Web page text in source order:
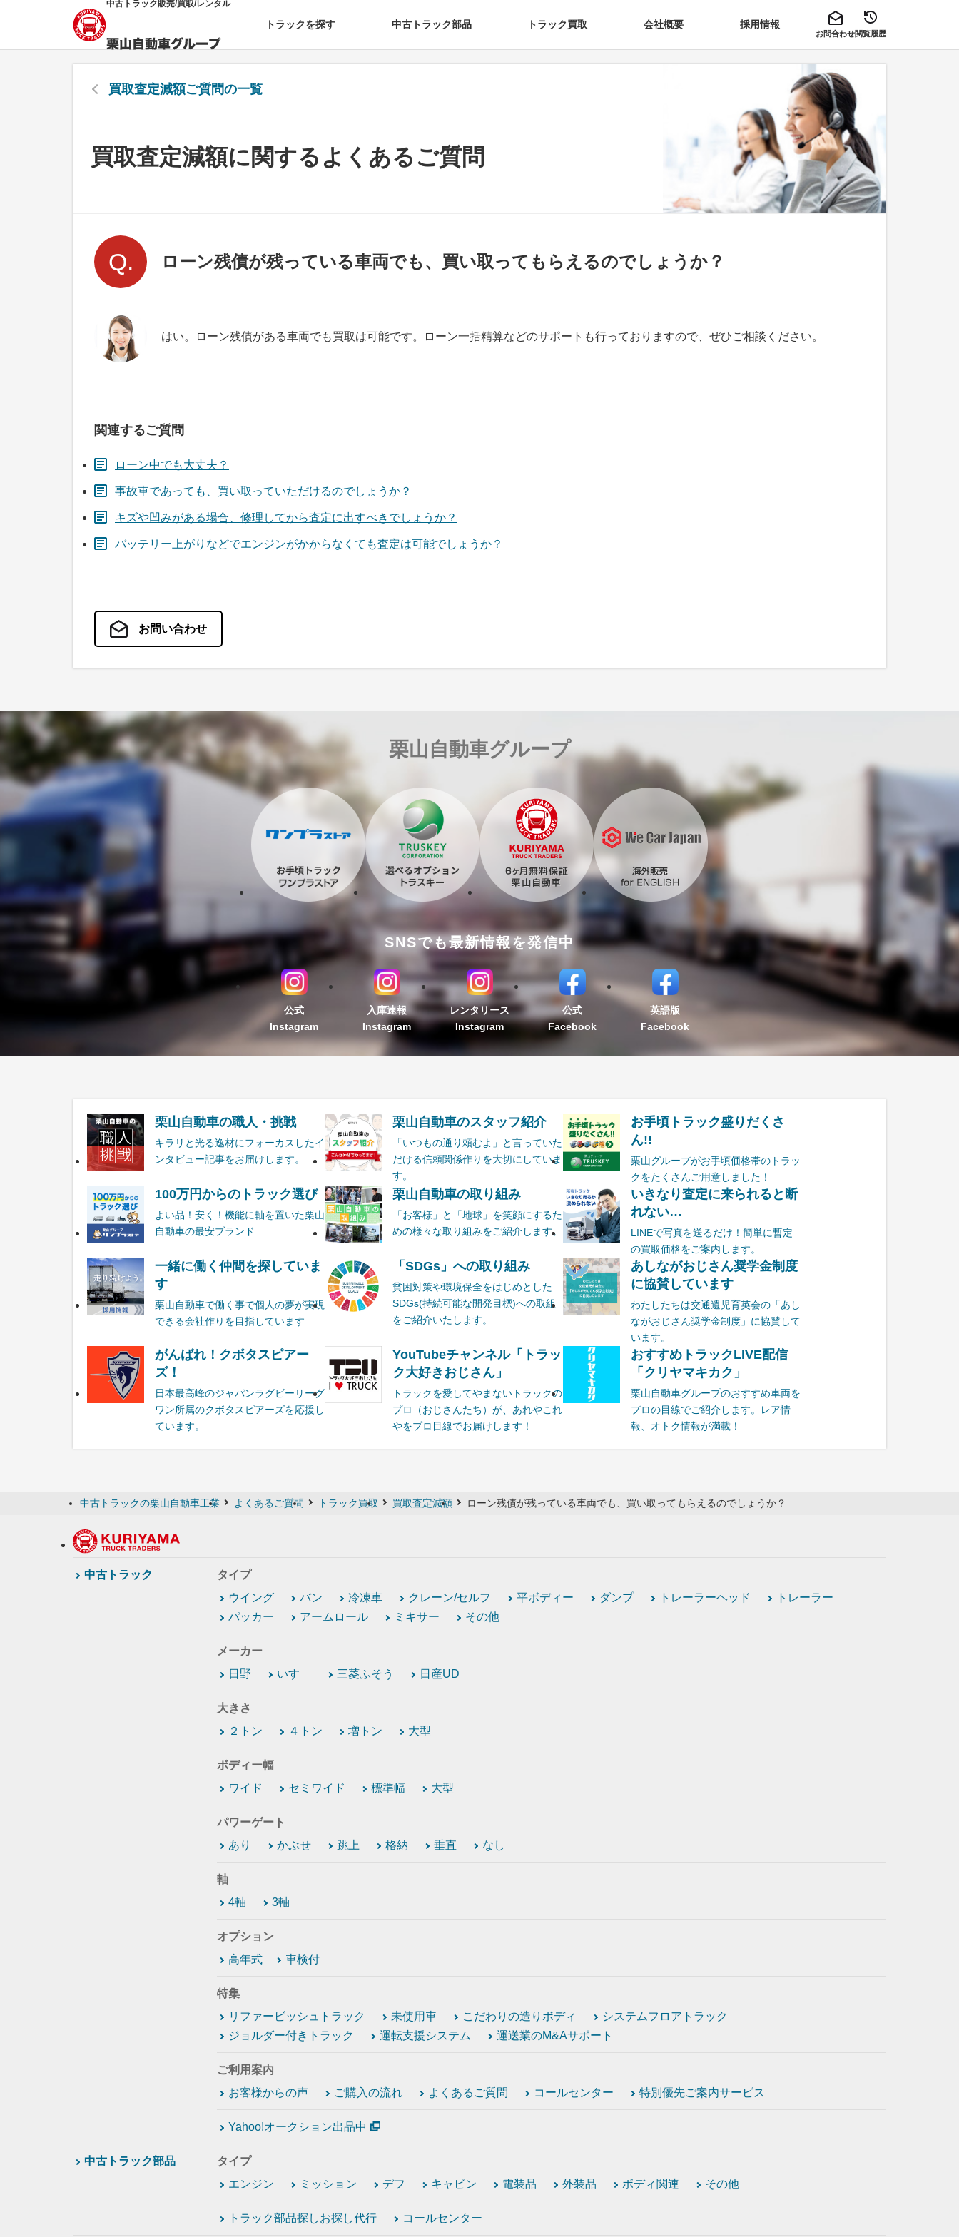
中古トラック販売/買取/レンタル
トラックを探す 中古トラック部品 トラック買取 会社概要 採用情報
お問合わせ閲覧履歴
買取査定減額ご質問の一覧
買取査定減額に関するよくあるご質問
ローン残債が残っている車両でも、買い取ってもらえるのでしょうか？
はい。ローン残債がある車両でも買取は可能です。ローン一括精算などのサポートも行っておりますので、ぜひご相談ください。
関連するご質問
ローン中でも大丈夫？
事故車であっても、買い取っていただけるのでしょうか？
キズや凹みがある場合、修理してから査定に出すべきでしょうか？
バッテリー上がりなどでエンジンがかからなくても査定は可能でしょうか？
お問い合わせ
栗山自動車グループ
SNSでも最新情報を発信中
公式
Instagram
入庫速報
Instagram
レンタリース
Instagram
公式
Facebook
英語版
Facebook
栗山自動車の職人・挑戦
キラリと光る逸材にフォーカスしたイ
ンタビュー記事をお届けします。
栗山自動車のスタッフ紹介
「いつもの通り頼むよ」と言っていた
だける信頼関係作りを大切にしていま
す。
お手頃トラック盛りだくさ
ん!!
栗山グループがお手頃価格帯のトラッ
クをたくさんご用意しました！
100万円からのトラック選び
よい品！安く！機能に軸を置いた栗山
自動車の最安ブランド
栗山自動車の取り組み
「お客様」と「地球」を笑顔にするた
めの様々な取り組みをご紹介します。
いきなり査定に来られると断
れない…
LINEで写真を送るだけ！簡単に暫定
の買取価格をご案内します。
一緒に働く仲間を探していま
す
栗山自動車で働く事で個人の夢が実現
できる会社作りを目指しています
「SDGs」への取り組み
貧困対策や環境保全をはじめとした
SDGs(持続可能な開発目標)への取組
をご紹介いたします。
あしながおじさん奨学金制度
に協賛しています
わたしたちは交通遺児育英会の「あし
ながおじさん奨学金制度」に協賛して
います。
がんばれ！クボタスピアー
ズ！
日本最高峰のジャパンラグビーリーグ
ワン所属のクボタスピアーズを応援し
ています。
YouTubeチャンネル「トラッ
ク大好きおじさん」
トラックを愛してやまないトラックの
プロ（おじさんたち）が、あれやこれ
やをプロ目線でお届けします！
おすすめトラックLIVE配信
「クリヤマキカク」
栗山自動車グループのおすすめ車両を
プロの目線でご紹介します。レア情
報、オトク情報が満載！
中古トラックの栗山自動車工業 よくあるご質問 トラック買取 買取査定減額 ローン残債が残っている車両でも、買い取ってもらえるのでしょうか？
中古トラック
タイプ
ウイング
バン 冷凍車 クレーン/セルフ 平ボディー ダンプ トレーラーヘッド
トレーラー
パッカー
アームロール ミキサー その他
メーカー
日野
いすゞ 三菱ふそう 日産UD
大きさ
２トン
４トン 増トン 大型
ボディー幅
ワイド
セミワイド 標準幅 大型
パワーゲート
あり
かぶせ 跳上 格納 垂直 なし
軸
4軸
3軸
オプション
高年式
車検付
特集
リファービッシュトラック
未使用車 こだわりの造りボディ
システムフロアトラック
ジョルダー付きトラック
運転支援システム 運送業のM&Aサポート
ご利用案内
お客様からの声
ご購入の流れ よくあるご質問 コールセンター 特別優先ご案内サービス
Yahoo!オークション出品中
中古トラック部品
タイプ
エンジン
ミッション デフ キャビン 電装品 外装品 ボディ関連 その他
トラック部品探しお探し代行 コールセンター